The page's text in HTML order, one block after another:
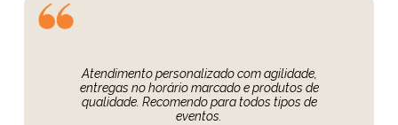
Atendimento personalizado com agilidade,
entregas no horário marcado e produtos de
qualidade. Recomendo para todos tipos de
eventos.